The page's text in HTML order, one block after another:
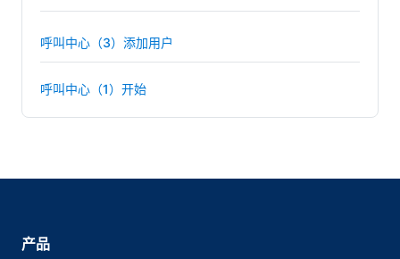
呼叫中心（3）添加用户
呼叫中心（1）开始
产品